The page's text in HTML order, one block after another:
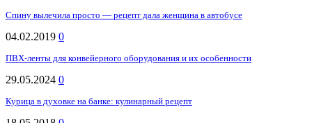
Спину вылечила просто — рецепт дала женщина в автобусе
04.02.2019 0
ПВХ-ленты для конвейерного оборудования и их особенности
29.05.2024 0
Курица в духовке на банке: кулинарный рецепт